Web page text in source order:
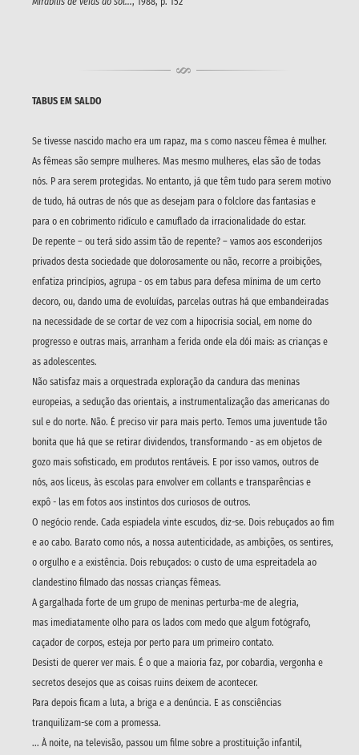
TABUS EM SALDO
Se tivesse nascido macho era um rapaz, ma s como nasceu fêmea é mulher.
As fêmeas são sempre mulheres. Mas mesmo mulheres, elas são de todas
nós. P ara serem protegidas. No entanto, já que têm tudo para serem motivo
de tudo, há outras de nós que as desejam para o folclore das fantasias e
para o en cobrimento ridículo e camuflado da irracionalidade do estar.
De repente – ou terá sido assim tão de repente? – vamos aos esconderijos
privados desta sociedade que dolorosamente ou não, recorre a proibições,
enfatiza princípios, agrupa - os em tabus para defesa mínima de um certo
decoro, ou, dando uma de evoluídas, parcelas outras há que embandeiradas
na necessidade de se cortar de vez com a hipocrisia social, em nome do
progresso e outras mais, arranham a ferida onde ela dói mais: as crianças e
as adolescentes.
Não satisfaz mais a orquestrada exploração da candura das meninas
europeias, a sedução das orientais, a instrumentalização das americanas do
sul e do norte. Não. É preciso vir para mais perto. Temos uma juventude tão
bonita que há que se retirar dividendos, transformando - as em objetos de
gozo mais sofisticado, em produtos rentáveis. E por isso vamos, outros de
nós, aos liceus, às escolas para envolver em collants e transparências e
expô - las em fotos aos instintos dos curiosos de outros.
O negócio rende. Cada espiadela vinte escudos, diz-se. Dois rebuçados ao fim
e ao cabo. Barato como nós, a nossa autenticidade, as ambições, os sentires,
o orgulho e a existência. Dois rebuçados: o custo de uma espreitadela ao
clandestino filmado das nossas crianças fêmeas.
A gargalhada forte de um grupo de meninas perturba-me de alegria,
mas imediatamente olho para os lados com medo que algum fotógrafo,
caçador de corpos, esteja por perto para um primeiro contato.
Desisti de querer ver mais. É o que a maioria faz, por cobardia, vergonha e
secretos desejos que as coisas ruins deixem de acontecer.
Para depois ficam a luta, a briga e a denúncia. E as consciências
tranquilizam-se com a promessa.
... À noite, na televisão, passou um filme sobre a prostituição infantil,